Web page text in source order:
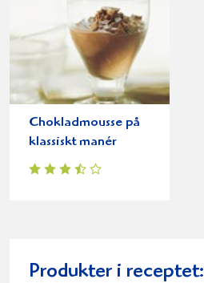
Chokladmousse på
klassiskt manér
Produkter i receptet: